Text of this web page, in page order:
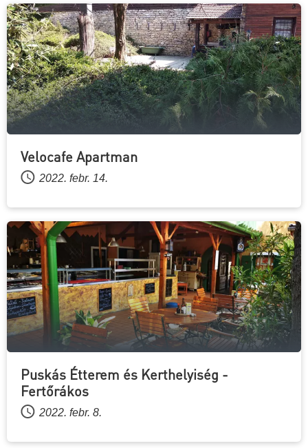
Velocafe Apartman
2022. febr. 14.
Puskás Étterem és Kerthelyiség -
Fertőrákos
2022. febr. 8.